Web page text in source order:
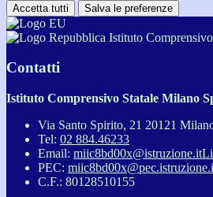
Accetta tutti Salva le preferenze
Istituto
Contatti
Istituto Comprensivo Statale Milano
Via Santo Spirito, 21 20121
Tel: 02 884.46233
Email: miic8bd00x@istruzione.it
PEC:
C.F.: 80128510155